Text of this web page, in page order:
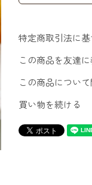
特定商取引法に基
この商品を友達に
この商品につい
買い物を続ける